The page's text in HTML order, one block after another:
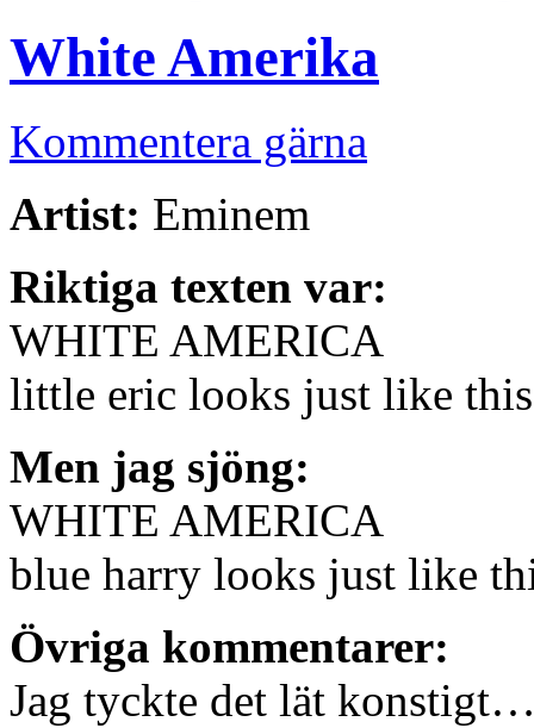
White Amerika
Kommentera gärna
Artist: Eminem
Riktiga texten var:
WHITE AMERICA
little eric looks just like this
Men jag sjöng:
WHITE AMERICA
blue harry looks just like
Övriga kommentarer:
Jag tyckte det lät